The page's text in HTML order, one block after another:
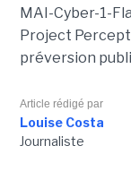
MAI-Cyber-1-
Project
préversion
Article rédigé par
Louise Costa
Journaliste